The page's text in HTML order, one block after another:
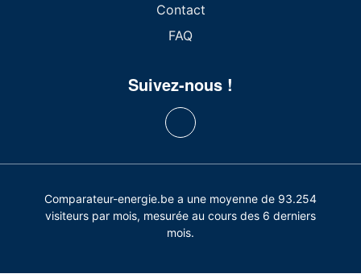
Contact
FAQ
Suivez-nous !
Comparateur-energie.be a une moyenne de 93.254
visiteurs par mois, mesurée au cours des 6 derniers
mois.